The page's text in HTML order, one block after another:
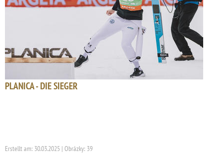
PLANICA - DIE SIEGER
Erstellt am: 30.03.2025 | Obrázky: 39